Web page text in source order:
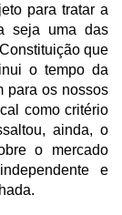
para tratar a
seja uma das
que
o tempo da
para os nossos
como critério
ainda, o
o mercado
e